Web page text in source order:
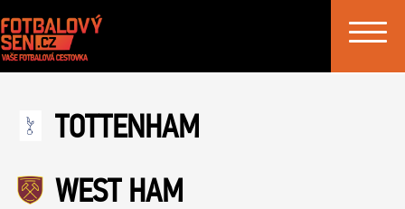
Toggle
TOTTENHAM
WEST HAM